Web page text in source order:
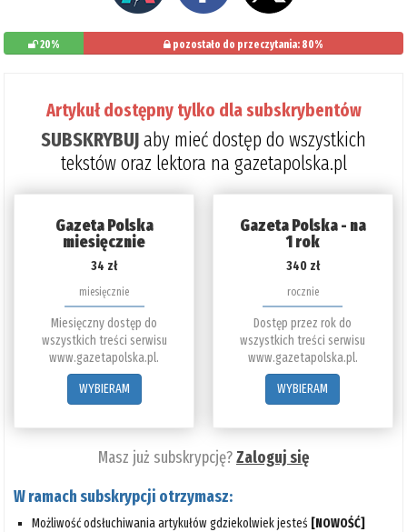
20% pozostało do przeczytania: 80%
Artykuł dostępny tylko dla subskrybentów
SUBSKRYBUJaby mieć dostęp do wszystkich
tekstów oraz lektora na gazetapolska.pl
Gazeta Polska
miesięcznie
34 zł
miesięcznie
Miesięczny dostęp do
wszystkich treści serwisu
www.gazetapolska.pl.
WYBIERAM
Gazeta Polska - na
1 rok
340 zł
rocznie
Dostęp przez rok do
wszystkich treści serwisu
www.gazetapolska.pl.
WYBIERAM
Masz już subskrypcję?Zaloguj się
W ramach subskrypcji otrzymasz:
Możliwość odsłuchiwania artykułów gdziekolwiek jesteś [NOWOŚĆ]